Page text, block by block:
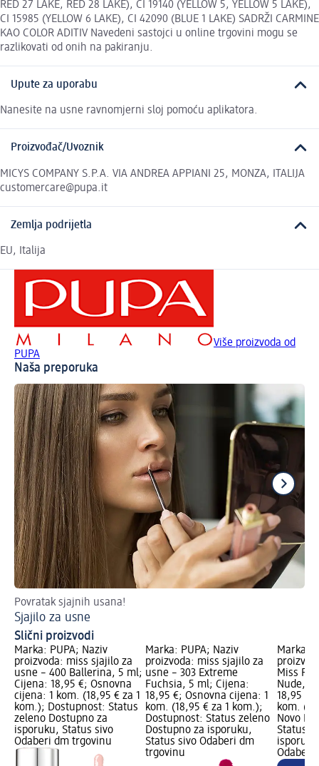
RED 27 LAKE, RED 28 LAKE), CI 19140 (YELLOW 5, YELLOW 5 LAKE),
CI 15985 (YELLOW 6 LAKE), CI 42090 (BLUE 1 LAKE) SADRŽI CARMINE
KAO COLOR ADITIV Navedeni sastojci u online trgovini mogu se
razlikovati od onih na pakiranju.
Upute za uporabu
Nanesite na usne ravnomjerni sloj pomoću aplikatora.
Proizvođač/Uvoznik
MICYS COMPANY S.P.A. VIA ANDREA APPIANI 25, MONZA, ITALIJA
customercare@pupa.it
Zemlja podrijetla
EU, Italija
Više proizvoda od
PUPA
Naša preporuka
Povratak sjajnih usana!
Sjajilo za usne
Slični proizvodi
Marka: PUPA; Naziv
proizvoda: miss sjajilo za
usne – 400 Ballerina, 5 ml;
Cijena: 18,95 €; Osnovna
cijena: 1 kom. (18,95 € za 1
kom.); Dostupnost: Status
zeleno Dostupno za
isporuku, Status sivo
Odaberi dm trgovinu
Marka: PUPA; Naziv
proizvoda: miss sjajilo za
usne – 303 Extreme
Fuchsia, 5 ml; Cijena:
18,95 €; Osnovna cijena: 1
kom. (18,95 € za 1 kom.);
Dostupnost: Status zeleno
Dostupno za isporuku,
Status sivo Odaberi dm
trgovinu
Marka:
Miss
Nude, 5
18,95 €;
kom.
Novo
Status
Odaberi